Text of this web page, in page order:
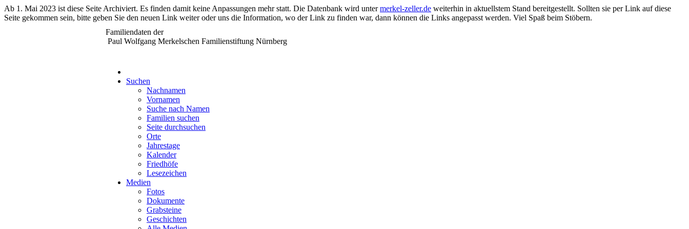
Ab 1. Mai 2023 ist diese Seite Archiviert. Es finden damit keine Anpassungen mehr statt. Die Datenbank wird untermerkel-zeller.de weiterhin in aktuellstem Stand bereitgestellt. Sollten sie per Link auf diese
Seite gekommen sein, bitte geben Sie den neuen Link weiter oder uns die Information, wo der Link zu finden war, dann können die Links angepasst werden. Viel Spaß beim Stöbern.
Familiendaten der
Paul Wolfgang Merkelschen Familienstiftung Nürnberg
Suchen
Nachnamen
Vornamen
Suche nach Namen
Familien suchen
Seite durchsuchen
Orte
Jahrestage
Kalender
Friedhöfe
Lesezeichen
Medien
Fotos
Dokumente
Grabsteine
Geschichten